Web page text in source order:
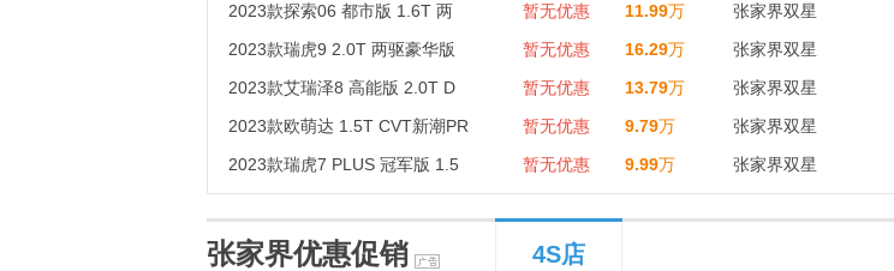
2023款探索06 都市版 1.6T 两 暂无优惠 11.99万 张家界双星
2023款瑞虎9 2.0T 两驱豪华版 暂无优惠 16.29万 张家界双星
2023款艾瑞泽8 高能版 2.0T D 暂无优惠 13.79万 张家界双星
2023款欧萌达 1.5T CVT新潮PR 暂无优惠 9.79万 张家界双星
2023款瑞虎7 PLUS 冠军版 1.5 暂无优惠 9.99万 张家界双星
张家界优惠促销 4S店